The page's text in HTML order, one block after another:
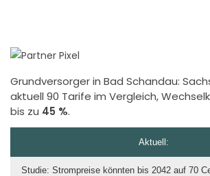
Grundversorger in Bad Schandau:
aktuell 90 Tarife im Vergleich,
bis zu 45 %.
Aktuell:
Studie: Strompreise könnten bis 2042 auf 70